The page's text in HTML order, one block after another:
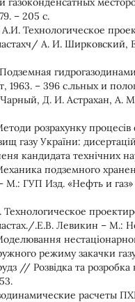
– 205 с.
Технологическое
А. И. Ширковский,
1963. – 396 с.льных и
Д. И. Астрахан, А.
розрахунку процесів
газу України:
кандидата технічних
подземного
М.: ГУП Изд. «Нефть и
.Е.В. Левикин – М.:
режиму закачки
// Розвідка та
расчеты